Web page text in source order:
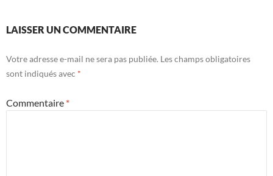
LAISSER UN COMMENTAIRE
Votre adresse e-mail ne sera pas publiée. Les champs obligatoires
sont indiqués avec *
Commentaire *